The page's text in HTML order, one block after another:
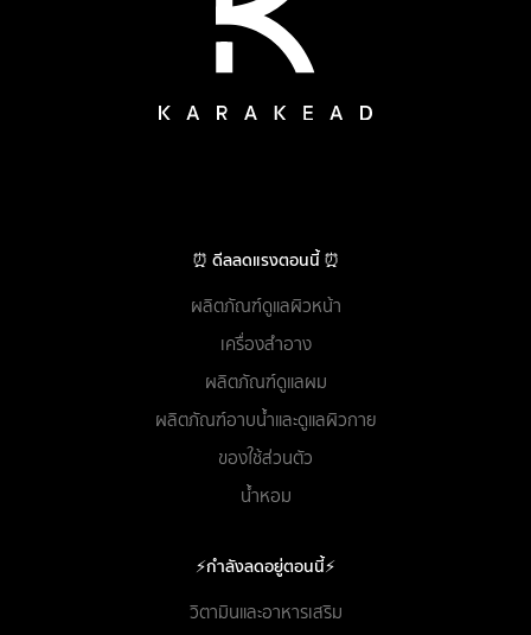
⏰ ดีลลดแรงตอนนี้ ⏰
ผลิตภัณฑ์ดูแลผิวหน้า
เครื่องสำอาง
ผลิตภัณฑ์ดูแลผม
ผลิตภัณฑ์อาบน้ำและดูแลผิวกาย
ของใช้ส่วนตัว
น้ำหอม
⚡กำลังลดอยู่ตอนนี้⚡
วิตามินและอาหารเสริม